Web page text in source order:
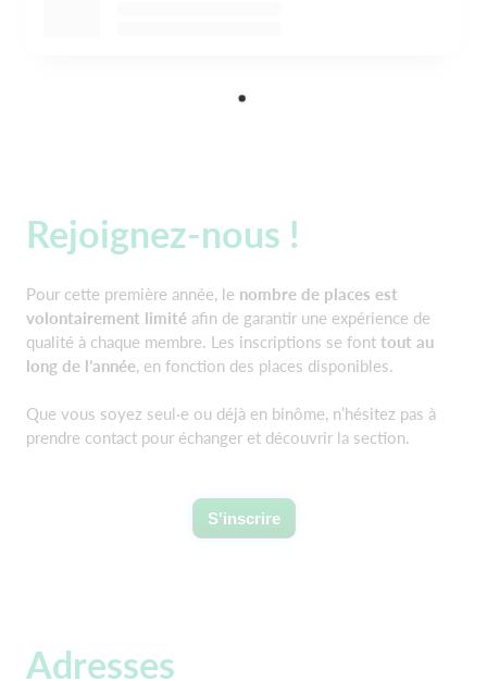
Rejoignez-nous !
Pour cette première année, le nombre de places est
volontairement limité afin de garantir une expérience de
qualité à chaque membre. Les inscriptions se font tout au
long de l’année, en fonction des places disponibles.
Que vous soyez seul·e ou déjà en binôme, n’hésitez pas à
prendre contact pour échanger et découvrir la section.
S'inscrire
Adresses